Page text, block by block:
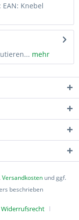
Knebel
mehr
Versandkosten und ggf.
beschrieben
Widerrufsrecht